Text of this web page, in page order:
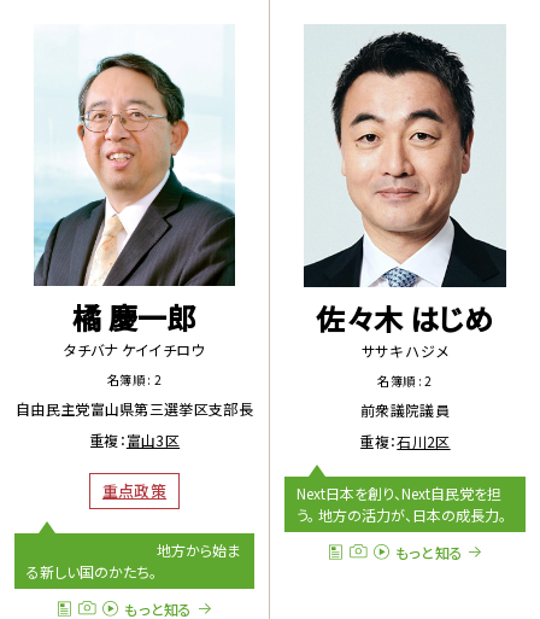
橘 慶一郎
タチバナ ケイイチロウ
名簿順 : 2
自由民主党富山県第三選挙区支部長
重複：富山3区
重点政策
地方から始ま
る新しい国のかたち。
もっと知る
佐々木 はじめ
ササキ ハジメ
名簿順 : 2
前衆議院議員
重複：石川2区
Next日本を創り、Next自民党を担
う。 地方の活力が、日本の成長力。
もっと知る